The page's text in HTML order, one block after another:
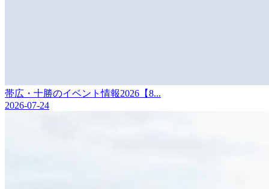
帯広・十勝のイベント情報2026【8...
2026-07-24